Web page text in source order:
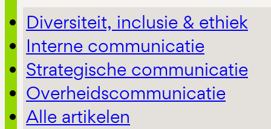
Diversiteit, inclusie & ethiek
Interne communicatie
Strategische communicatie
Overheidscommunicatie
Alle artikelen